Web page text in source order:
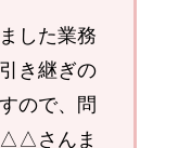
した業務
き継ぎの
ので、問
△△さんま